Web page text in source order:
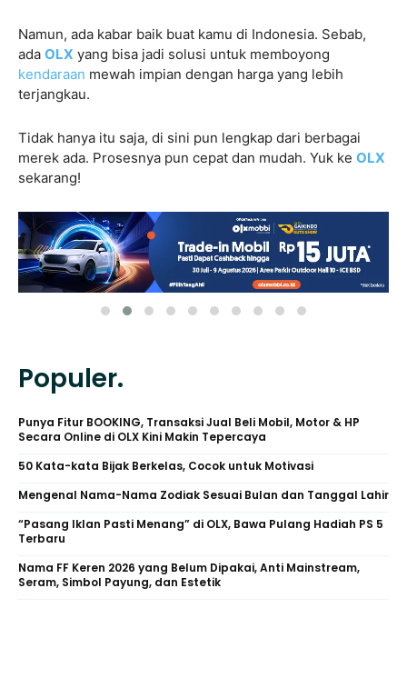
Namun, ada kabar baik buat kamu di Indonesia. Sebab,
ada OLX yang bisa jadi solusi untuk memboyong
kendaraan mewah impian dengan harga yang lebih
terjangkau.
Tidak hanya itu saja, di sini pun lengkap dari berbagai
merek ada. Prosesnya pun cepat dan mudah. Yuk ke OLX
sekarang!
Populer.
Punya Fitur BOOKING, Transaksi Jual Beli Mobil, Motor & HP
Secara Online di OLX Kini Makin Tepercaya
50 Kata-kata Bijak Berkelas, Cocok untuk Motivasi
Mengenal Nama-Nama Zodiak Sesuai Bulan dan Tanggal Lahir
“Pasang Iklan Pasti Menang” di OLX, Bawa Pulang Hadiah PS 5
Terbaru
Nama FF Keren 2026 yang Belum Dipakai, Anti Mainstream,
Seram, Simbol Payung, dan Estetik